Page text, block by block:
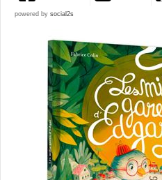
powered by social2s